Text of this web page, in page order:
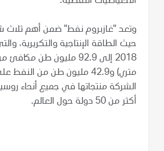
وتعد "غازبروم نفط" ضمن أهم
حيث الطاقة الإنتاجية والتكريرية،
2018 إلى 92.9 مليون طن
متري) و42.9 مليون طن من
الشركة منتجاتها في جميع أنحاء
أكثر من 50 دولة حول العالم.